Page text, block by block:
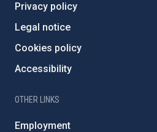
Privacy policy
Legal notice
Cookies policy
Accessibility
OTHER LINKS
Employment